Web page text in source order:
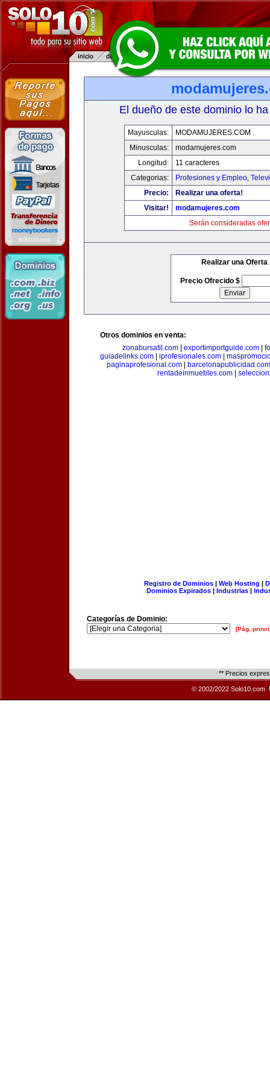
El dueño de este dominio lo
Mayusculas:
MODAMUJERES.COM
Minusculas:
modamujeres.com
Longitud:
11 caracteres
Categorias:
Profesiones y Empleo,
Precio:
Realizar una oferta!
Visitar!
modamujeres.com
Serán consideradas
Realizar una Oferta
Precio Ofrecido $
Otros dominios en venta:
zonabursatil.com
exportimportguide.com
guiadelinks.com
iprofesionales.com
paginaprofesional.com|
barcelonapublicidad.com
rentadeinmuebles.com|
Registro de Dominios| Web Hosting |
Dominios Expirados | Industrias |
Categorías de Dominio:
[Pág.
** Precios
© 2002/2022 Solo10.com